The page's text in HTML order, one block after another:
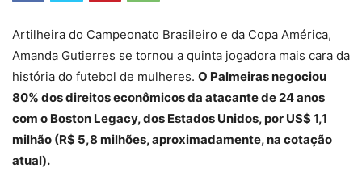
Artilheira do Campeonato Brasileiro e da Copa América,
Amanda Gutierres se tornou a quinta jogadora mais cara da
história do futebol de mulheres. O Palmeiras negociou
80% dos direitos econômicos da atacante de 24 anos
com o Boston Legacy, dos Estados Unidos, por US$ 1,1
milhão (R$ 5,8 milhões, aproximadamente, na cotação
atual).